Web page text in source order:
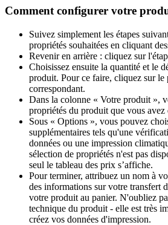
Comment configurer votre
Suivez simplement les étapes
propriétés souhaitées en cliquant
Revenir en arrière : cliquez sur
Choisissez ensuite la quantité et le
produit. Pour ce faire, cliquez sur
correspondant.
Dans la colonne « Votre produit »,
propriétés du produit que vous avez
Sous « Options », vous pouvez
supplémentaires tels qu'une
données ou une impression
sélection de propriétés n'est pas
seul le tableau des prix s’affiche.
Pour terminer, attribuez un nom à
des informations sur votre transfert
votre produit au panier. N'oubliez
technique du produit - elle est très
créez vos données d'impression.